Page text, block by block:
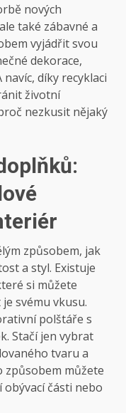
nových
také zábavné a
vyjádřit svou
dekorace,
díky recyklaci
životní
nezkusit nějaký
způsobem, jak
a styl. Existuje
si můžete
svému vkusu.
polštáře s
Stačí jen vybrat
tvaru a
můžete
části nebo